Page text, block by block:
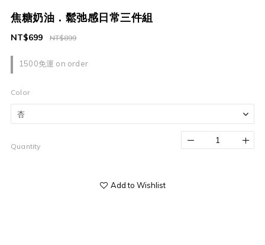
焦糖奶油．鬆弛感日常三件組
1500免運 on order
NT$899
NT$699
Color
Quantity
Add to Wishlist